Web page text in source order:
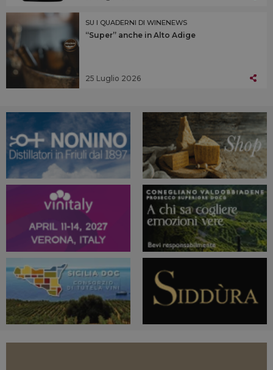
SU I QUADERNI DI WINENEWS
“Super” anche in Alto Adige
25 Luglio 2026